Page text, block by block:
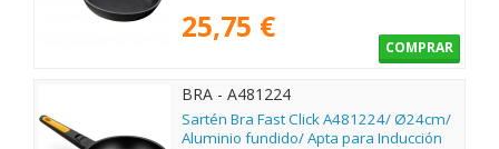
25,75 €
COMPRAR
BRA - A481224
Sartén Bra Fast Click A481224/ Ø24cm/
Aluminio fundido/ Apta para Inducción